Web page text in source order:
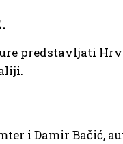
predstavljati
i Damir Bačić,